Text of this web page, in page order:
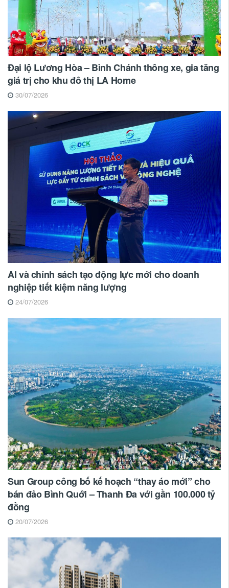
Đại lộ Lương Hòa – Bình Chánh thông xe, gia tăng
giá trị cho khu đô thị LA Home
30/07/2026
AI và chính sách tạo động lực mới cho doanh
nghiệp tiết kiệm năng lượng
24/07/2026
Sun Group công bố kế hoạch “thay áo mới” cho
bán đảo Bình Quới – Thanh Đa với gần 100.000 tỷ
đồng
20/07/2026